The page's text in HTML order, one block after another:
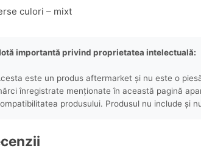
culori – mixt
importantă privind proprietatea intelectuală:
este un produs aftermarket și nu este o
înregistrate menționate în această pagină
produsului. Produsul nu include și